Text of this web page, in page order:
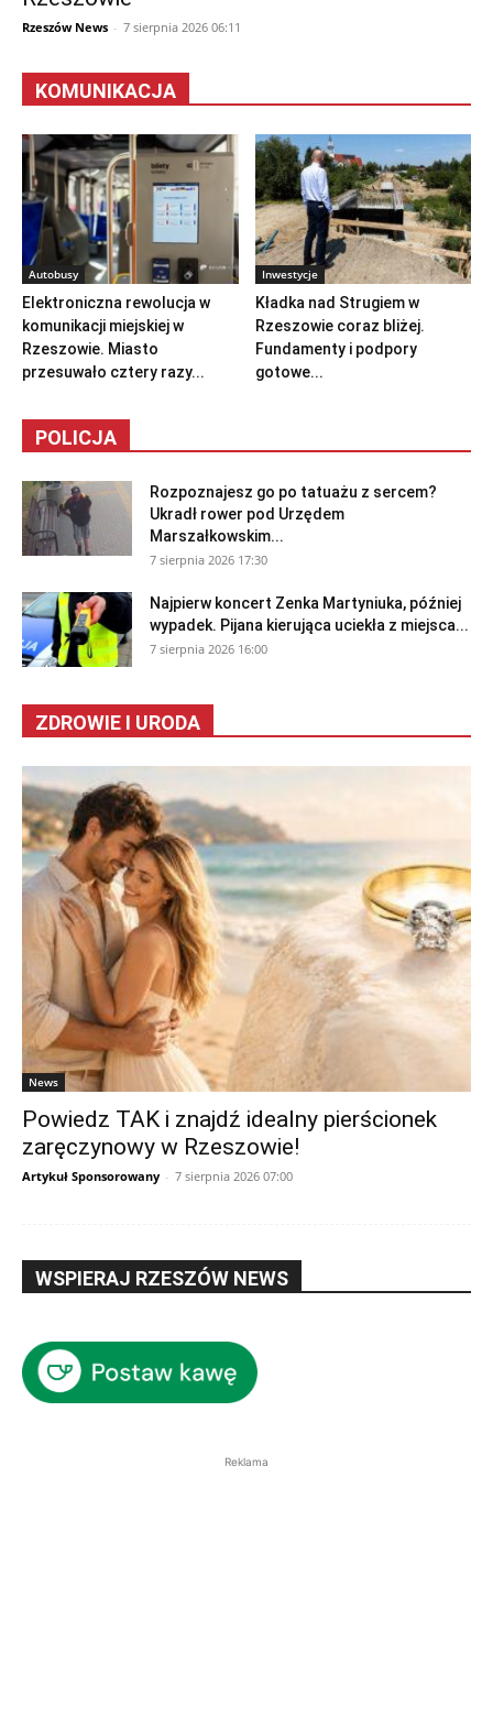
Rzeszów News - 7 sierpnia 2026 06:11
KOMUNIKACJA
Autobusy
Elektroniczna rewolucja w
komunikacji miejskiej w
Rzeszowie. Miasto
przesuwało cztery razy...
Inwestycje
Kładka nad Strugiem w
Rzeszowie coraz bliżej.
Fundamenty i podpory
gotowe...
POLICJA
Rozpoznajesz go po tatuażu z sercem?
Ukradł rower pod Urzędem
Marszałkowskim...
7 sierpnia 2026 17:30
Najpierw koncert Zenka Martyniuka, później
wypadek. Pijana kierująca uciekła z miejsca...
7 sierpnia 2026 16:00
ZDROWIE I URODA
News
Powiedz TAK i znajdź idealny pierścionek
zaręczynowy w Rzeszowie!
Artykuł Sponsorowany - 7 sierpnia 2026 07:00
WSPIERAJ RZESZÓW NEWS
Reklama